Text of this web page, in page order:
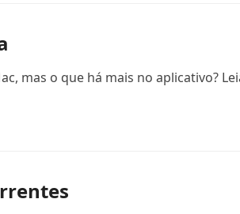
mas o que há mais no aplicativo?